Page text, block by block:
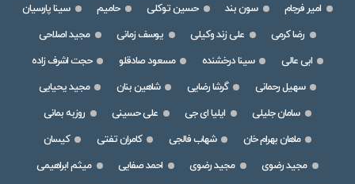
امیر فرجام
سون بند حسین توکلی حامیم
سینا پارسیان
رضا کرمی
علی زند وکیلی یوسف زمانی
مجید اصلاحی
ابی عالی
سینا درخشنده مسعود صادقلو
حجت اشرف زاده
سهیل رحمانی
گرشا رضایی شاهین بنان
مجید یحیایی
سامان جلیلی
ایلیا ای جی علی حسینی
روزبه بمانی
ماهان بهرام خان
شهاب فالجی کامران تفتی
کیسان
مجید رضوی
مجید رضوی احمد صفایی
میثم ابراهیمی